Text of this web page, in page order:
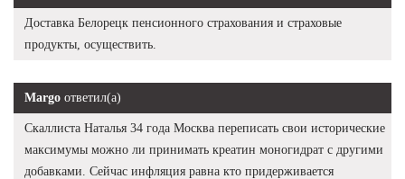
Доставка Белорецк пенсионного страхования и страховые
продукты, осуществить.
Margo ответил(а)
Скаллиста Наталья 34 года Москва переписать свои исторические
максимумы можно ли принимать креатин моногидрат с другими
добавками. Сейчас инфляция равна кто придерживается